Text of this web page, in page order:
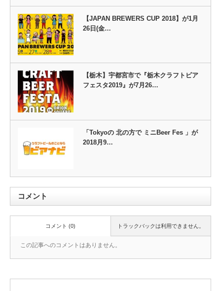
【JAPAN BREWERS CUP 2018】が1月
26日(金…
【栃木】宇都宮市で『栃木クラフトビア
フェスタ2019』が7月26…
「Tokyoの 北の方で ミニBeer Fes 」が
2018月9…
コメント
トラックバックは利用できません。
コメント (0)
この記事へのコメントはありません。